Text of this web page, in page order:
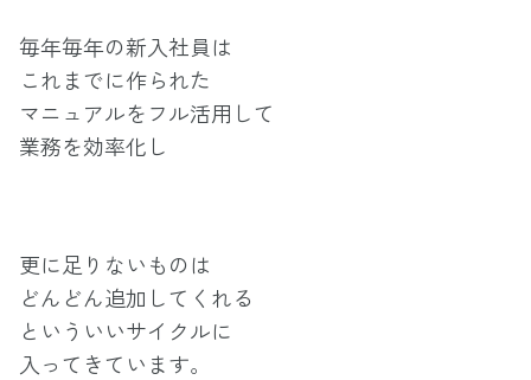
毎年毎年の新入社員は
これまでに作られた
マニュアルをフル活用して
業務を効率化し
更に足りないものは
どんどん追加してくれる
といういいサイクルに
入ってきています。